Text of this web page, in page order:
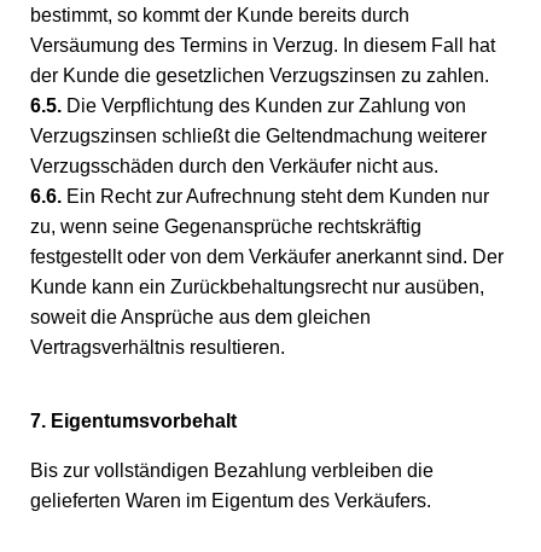
bestimmt, so kommt der Kunde bereits durch
Versäumung des Termins in Verzug. In diesem Fall hat
der Kunde die gesetzlichen Verzugszinsen zu zahlen.
6.5. Die Verpflichtung des Kunden zur Zahlung von
Verzugszinsen schließt die Geltendmachung weiterer
Verzugsschäden durch den Verkäufer nicht aus.
6.6. Ein Recht zur Aufrechnung steht dem Kunden nur
zu, wenn seine Gegenansprüche rechtskräftig
festgestellt oder von dem Verkäufer anerkannt sind. Der
Kunde kann ein Zurückbehaltungsrecht nur ausüben,
soweit die Ansprüche aus dem gleichen
Vertragsverhältnis resultieren.
7. Eigentumsvorbehalt
Bis zur vollständigen Bezahlung verbleiben die
gelieferten Waren im Eigentum des Verkäufers.